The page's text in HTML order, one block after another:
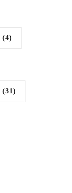
(4)
(31)